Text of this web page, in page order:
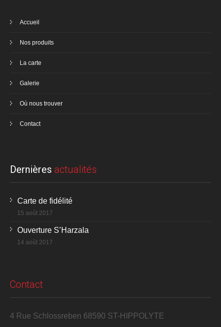
Accueil
Nos produits
La carte
Galerie
Où nous trouver
Contact
Dernières actualités
Carte de fidélité
15 août 2017
Ouverture S’Harzala
14 août 2017
Contact
4 Rue Schlossreben 68590 ST-HIPPOLYTE